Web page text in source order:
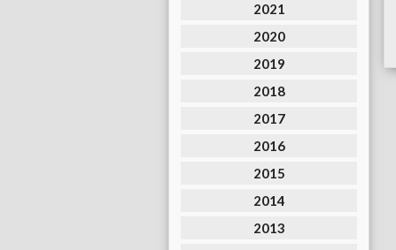
2021
2020
2019
2018
2017
2016
2015
2014
2013